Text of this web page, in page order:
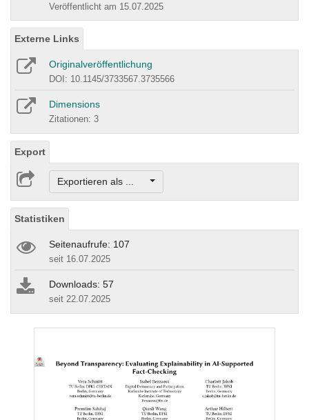
Veröffentlicht am 15.07.2025
Externe Links
Originalveröffentlichung
DOI: 10.1145/3733567.3735566
Dimensions
Zitationen: 3
Export
Exportieren als ...
Statistiken
Seitenaufrufe: 107
seit 16.07.2025
Downloads: 57
seit 22.07.2025